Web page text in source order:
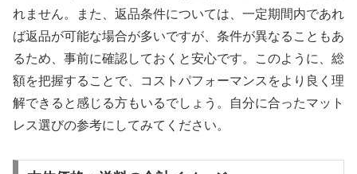
れません。また、返品条件については、一定期間内であれ
ば返品が可能な場合が多いですが、条件が異なることもあ
るため、事前に確認しておくと安心です。このように、総
額を把握することで、コストパフォーマンスをより良く理
解できると感じる方もいるでしょう。自分に合ったマット
レス選びの参考にしてみてください。